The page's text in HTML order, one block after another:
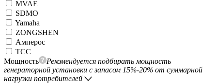
MVAE
SDMO
Yamaha
ZONGSHEN
Амперос
ТСС
Мощность
Рекомендуется подбирать мощность
генераторной установки с запасом 15%-20% от суммарной
нагрузки потребителей